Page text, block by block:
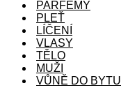
PARFÉMY
PLEŤ
LÍČENÍ
VLASY
TĚLO
MUŽI
VŮNĚ DO BYTU